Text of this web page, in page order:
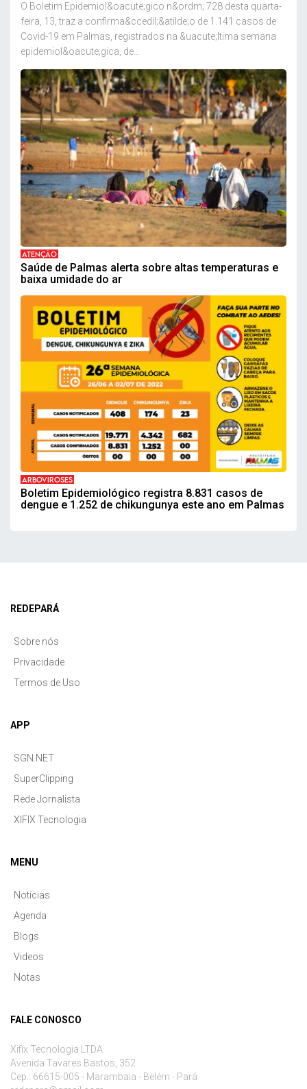
O Boletim Epidemiol&oacute;gico n&ordm; 728 desta quarta-
feira, 13, traz a confirma&ccedil;&atilde;o de 1.141 casos de
Covid-19 em Palmas, registrados na &uacute;ltima semana
epidemiol&oacute;gica, de...
ATENÇÃO
Saúde de Palmas alerta sobre altas temperaturas e
baixa umidade do ar
ARBOVIROSES
Boletim Epidemiológico registra 8.831 casos de
dengue e 1.252 de chikungunya este ano em Palmas
REDEPARÁ
Sobre nós
Privacidade
Termos de Uso
APP
SGN.NET
SuperClipping
Rede Jornalista
XIFIX Tecnologia
MENU
Notícias
Agenda
Blogs
Videos
Notas
FALE CONOSCO
Xifix Tecnologia LTDA.
Avenida Tavares Bastos, 352
Cep.: 66615-005 - Marambaia - Belém - Pará